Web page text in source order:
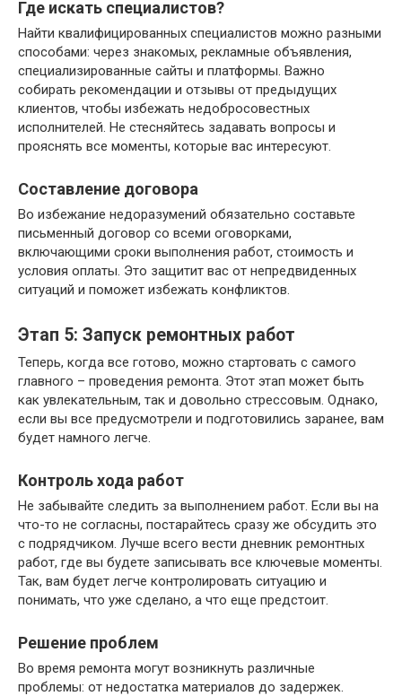
Где искать специалистов?
Найти квалифицированных специалистов можно разными
способами: через знакомых, рекламные объявления,
специализированные сайты и платформы. Важно
собирать рекомендации и отзывы от предыдущих
клиентов, чтобы избежать недобросовестных
исполнителей. Не стесняйтесь задавать вопросы и
прояснять все моменты, которые вас интересуют.
Составление договора
Во избежание недоразумений обязательно составьте
письменный договор со всеми оговорками,
включающими сроки выполнения работ, стоимость и
условия оплаты. Это защитит вас от непредвиденных
ситуаций и поможет избежать конфликтов.
Этап 5: Запуск ремонтных работ
Теперь, когда все готово, можно стартовать с самого
главного – проведения ремонта. Этот этап может быть
как увлекательным, так и довольно стрессовым. Однако,
если вы все предусмотрели и подготовились заранее, вам
будет намного легче.
Контроль хода работ
Не забывайте следить за выполнением работ. Если вы на
что-то не согласны, постарайтесь сразу же обсудить это
с подрядчиком. Лучше всего вести дневник ремонтных
работ, где вы будете записывать все ключевые моменты.
Так, вам будет легче контролировать ситуацию и
понимать, что уже сделано, а что еще предстоит.
Решение проблем
Во время ремонта могут возникнуть различные
проблемы: от недостатка материалов до задержек.